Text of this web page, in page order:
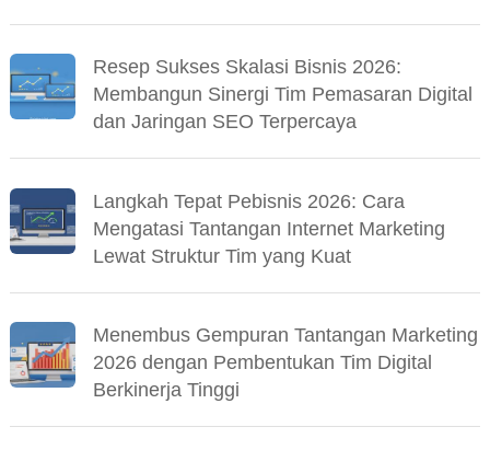
Resep Sukses Skalasi Bisnis 2026:
Membangun Sinergi Tim Pemasaran Digital
dan Jaringan SEO Terpercaya
Langkah Tepat Pebisnis 2026: Cara
Mengatasi Tantangan Internet Marketing
Lewat Struktur Tim yang Kuat
Menembus Gempuran Tantangan Marketing
2026 dengan Pembentukan Tim Digital
Berkinerja Tinggi